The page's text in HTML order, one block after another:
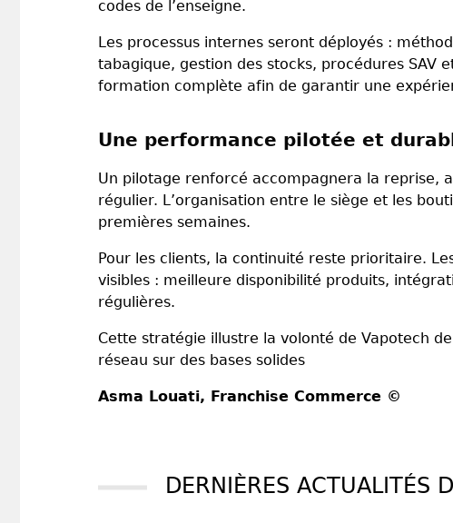
codes de l’enseigne.
Les processus internes seront déployés :
tabagique, gestion des stocks, procédures SAV
formation complète afin de garantir une
Une performance pilotée et
Un pilotage renforcé accompagnera la reprise,
régulier. L’organisation entre le siège et les
premières semaines.
Pour les clients, la continuité reste prioritaire.
visibles : meilleure disponibilité produits,
régulières.
Cette stratégie illustre la volonté de Vapotech
réseau sur des bases solides
Asma Louati, Franchise Commerce ©
DERNIÈRES ACTUALITÉS